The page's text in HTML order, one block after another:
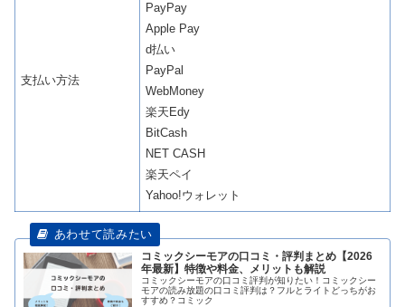
支払い方法
PayPay
Apple Pay
d払い
PayPal
WebMoney
楽天Edy
BitCash
NET CASH
楽天ペイ
Yahoo!ウォレット
コミックシーモアの口コミ・評判まとめ【2026
年最新】特徴や料金、メリットも解説
コミックシーモアの口コミ評判が知りたい！コミックシー
モアの読み放題の口コミ評判は？フルとライトどっちがお
すすめ？コミック